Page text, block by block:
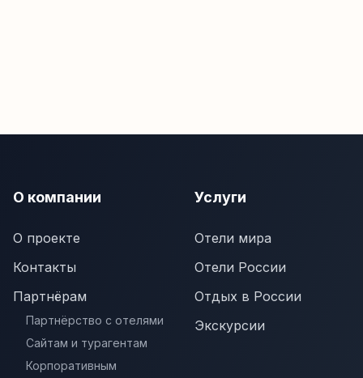
О компании
О проекте
Контакты
Партнёрам
Партнёрство с отелями
Сайтам и турагентам
Корпоративным
Услуги
Отели мира
Отели России
Отдых в России
Экскурсии